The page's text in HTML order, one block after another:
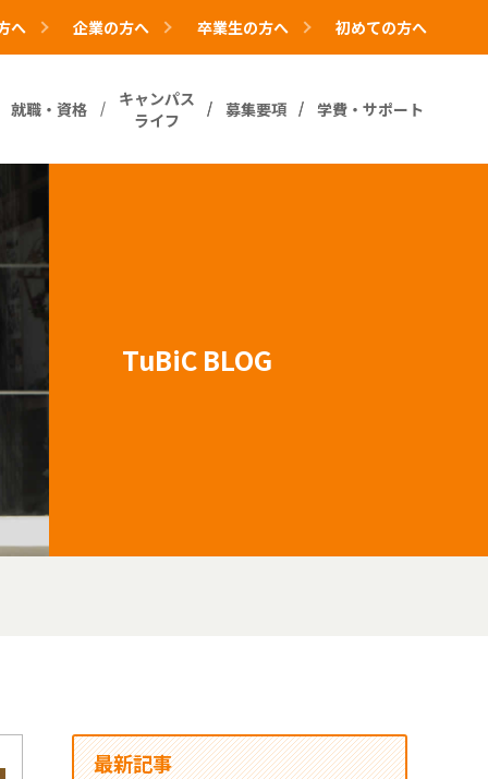
へ 企業の方へ 卒業生の方へ 初めての方へ
就職・資格
キャンパス
ライフ
募集要項 学費・サポート
TuBiC BLOG
最新記事